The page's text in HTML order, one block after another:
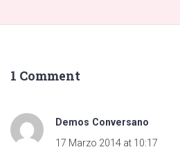
1 Comment
Demos Conversano
17 Marzo 2014 at 10:17